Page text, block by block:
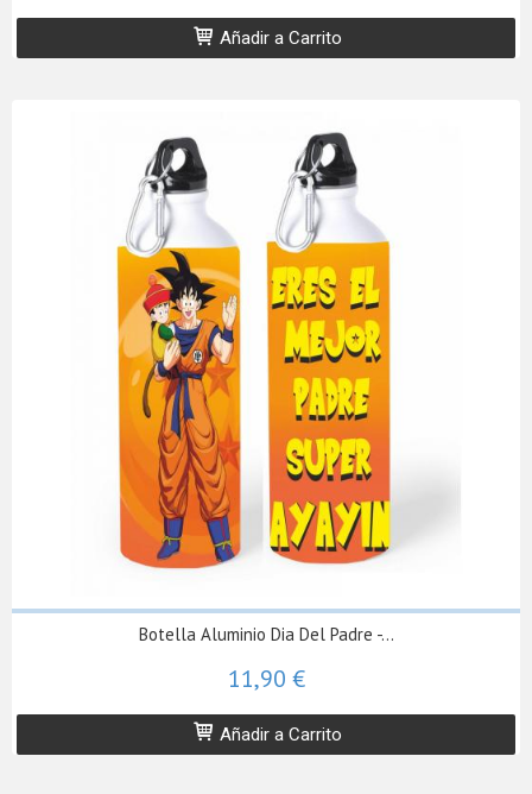
Añadir a Carrito
Botella Aluminio Dia Del Padre -...
11,90 €
Añadir a Carrito